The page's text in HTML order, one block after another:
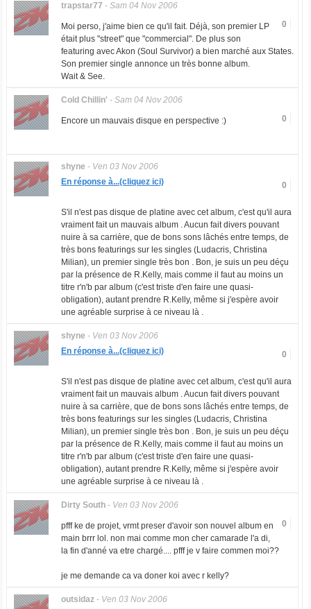
trapstar77 - Sam 04 Nov 2006
0
Moi perso, j'aime bien ce qu'il fait. Déjà, son premier LP
était plus "street" que "commercial". De plus son
featuring avec Akon (Soul Survivor) a bien marché aux States.
Son premier single annonce un très bonne album.
Wait & See.
Cold Chillin' - Sam 04 Nov 2006
0
Encore un mauvais disque en perspective :)
shyne - Ven 03 Nov 2006
0
En réponse à...(cliquez ici)
S'il n'est pas disque de platine avec cet album, c'est qu'il aura
vraiment fait un mauvais album . Aucun fait divers pouvant
nuire à sa carrière, que de bons sons lâchés entre temps, de
très bons featurings sur les singles (Ludacris, Christina
Milian), un premier single très bon . Bon, je suis un peu déçu
par la présence de R.Kelly, mais comme il faut au moins un
titre r'n'b par album (c'est triste d'en faire une quasi-
obligation), autant prendre R.Kelly, même si j'espère avoir
une agréable surprise à ce niveau là .
shyne - Ven 03 Nov 2006
0
En réponse à...(cliquez ici)
S'il n'est pas disque de platine avec cet album, c'est qu'il aura
vraiment fait un mauvais album . Aucun fait divers pouvant
nuire à sa carrière, que de bons sons lâchés entre temps, de
très bons featurings sur les singles (Ludacris, Christina
Milian), un premier single très bon . Bon, je suis un peu déçu
par la présence de R.Kelly, mais comme il faut au moins un
titre r'n'b par album (c'est triste d'en faire une quasi-
obligation), autant prendre R.Kelly, même si j'espère avoir
une agréable surprise à ce niveau là .
Dirty South- Ven 03 Nov 2006
0
pfff ke de projet, vrmt preser d'avoir son nouvel album en
main brrr lol. non mai comme mon cher camarade l'a di,
la fin d'anné va etre chargé.... pfff je v faire commen moi??
je me demande ca va doner koi avec r kelly?
outsidaz- Ven 03 Nov 2006